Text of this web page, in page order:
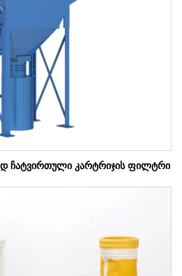
ჩატვირთული კარტრიჯის ფილტრი